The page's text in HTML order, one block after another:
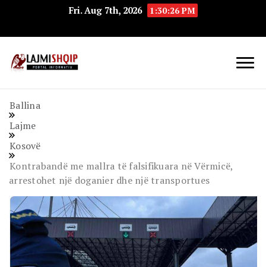
Fri. Aug 7th, 2026 1:30:27 PM
Ballina
Lajme
Kosovë
Kontrabandë me mallra të falsifikuara në Vërmicë,
arrestohet një doganier dhe një transportues